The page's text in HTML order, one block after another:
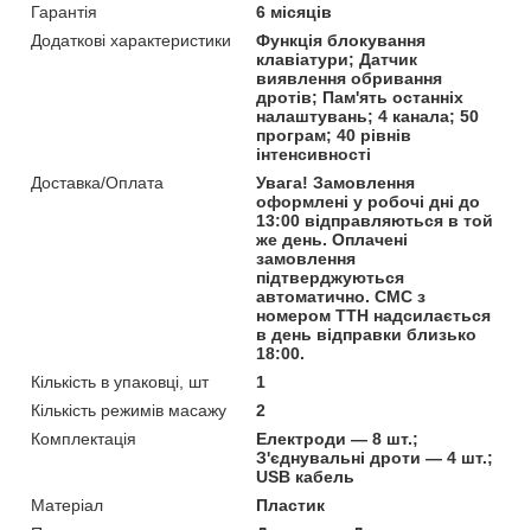
Гарантія
6 місяців
Додаткові характеристики
Функція блокування
клавіатури; Датчик
виявлення обривання
дротів; Пам'ять останніх
налаштувань; 4 канала; 50
програм; 40 рівнів
інтенсивності
Доставка/Оплата
Увага! Замовлення
оформлені у робочі дні до
13:00 відправляються в той
же день. Оплачені
замовлення
підтверджуються
автоматично. СМС з
номером ТТН надсилається
в день відправки близько
18:00.
Кількість в упаковці, шт
1
Кількість режимів масажу
2
Комплектація
Електроди — 8 шт.;
З'єднувальні дроти — 4 шт.;
USB кабель
Матеріал
Пластик